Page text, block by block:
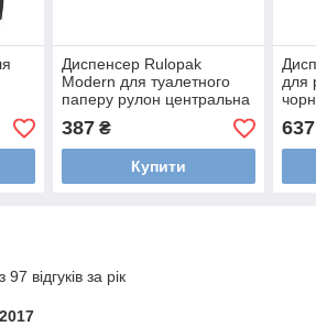
Диспенсер Rulopak
Modern для туалетного
паперу рулон центральна
витяжка пластик чорний
22,5*26*15,5 см
387₴
Купити
для
відгуків за рік